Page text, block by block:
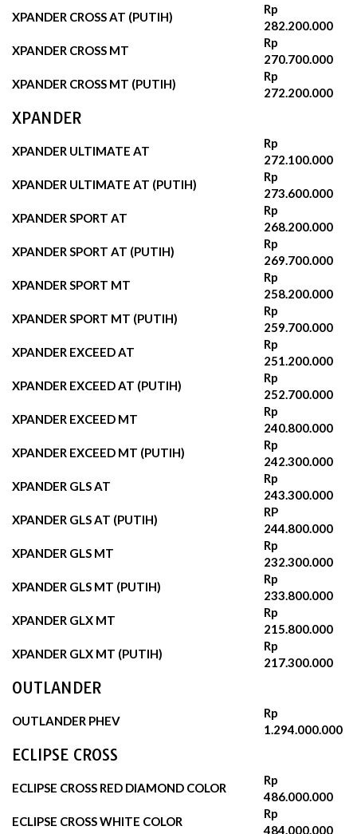
XPANDER CROSS AT (PUTIH)
Rp
282.200.000‬
XPANDER CROSS MT
Rp
270.700.000‬
XPANDER CROSS MT (PUTIH)
Rp
272.200.000‬
XPANDER
XPANDER ULTIMATE AT
Rp
272.100.000
XPANDER ULTIMATE AT (PUTIH)
Rp
273.600.000
XPANDER SPORT AT
Rp
268.200.000‬
XPANDER SPORT AT (PUTIH)
Rp
269.700.000‬
XPANDER SPORT MT
Rp
258.200.000‬
XPANDER SPORT MT (PUTIH)
Rp
259.700.000‬
XPANDER EXCEED AT
Rp
251.200.000‬
XPANDER EXCEED AT (PUTIH)
Rp
252.700.000‬
XPANDER EXCEED MT
Rp
240.800.000‬
XPANDER EXCEED MT (PUTIH)
Rp
242.300.000‬
XPANDER GLS AT
Rp
243.300.000
XPANDER GLS AT (PUTIH)
RP
244.800.000‬
XPANDER GLS MT
Rp
232.300.000‬
XPANDER GLS MT (PUTIH)
Rp
233.800.000
XPANDER GLX MT
Rp
215.800.000
XPANDER GLX MT (PUTIH)
Rp
217.300.000
OUTLANDER
OUTLANDER PHEV
Rp
1.294.000.000
ECLIPSE CROSS
ECLIPSE CROSS RED DIAMOND COLOR
Rp
486.000.000
ECLIPSE CROSS WHITE COLOR
Rp
484.000.000